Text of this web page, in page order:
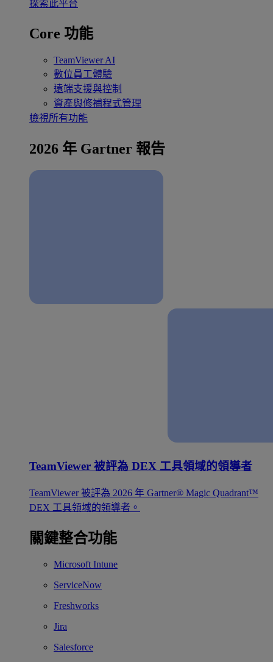
探索此平台
Core 功能
TeamViewer AI
數位員工體驗
遠端支援與控制
資產與修補程式管理
檢視所有功能
2026 年 Gartner 報告
TeamViewer 被評為 DEX 工具領域的領導者
TeamViewer 被評為 2026 年 Gartner® Magic Quadrant™
DEX 工具領域的領導者。
關鍵整合功能
Microsoft Intune
ServiceNow
Freshworks
Jira
Salesforce